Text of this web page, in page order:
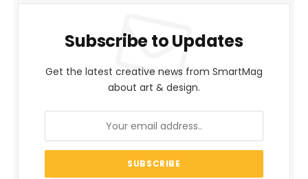
Subscribe to Updates
Get the latest creative news from SmartMag
about art & design.